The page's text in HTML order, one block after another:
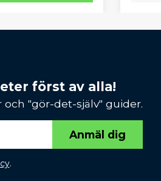
först av alla!
"gör-det-själv" guider.
Anmäl dig
.